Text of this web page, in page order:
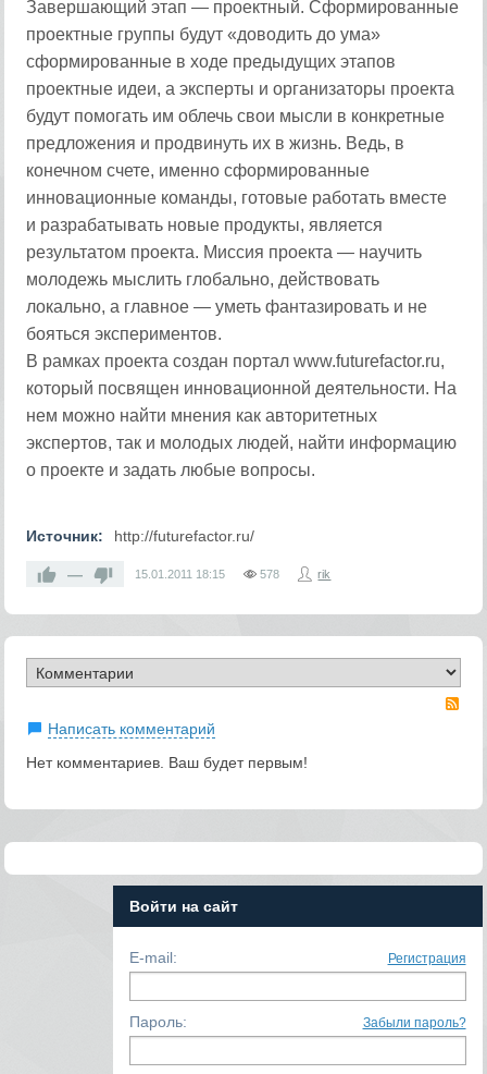
Завершающий этап — проектный. Сформированные
проектные группы будут «доводить до ума»
сформированные в ходе предыдущих этапов
проектные идеи, а эксперты и организаторы проекта
будут помогать им облечь свои мысли в конкретные
предложения и продвинуть их в жизнь. Ведь, в
конечном счете, именно сформированные
инновационные команды, готовые работать вместе
и разрабатывать новые продукты, является
результатом проекта. Миссия проекта — научить
молодежь мыслить глобально, действовать
локально, а главное — уметь фантазировать и не
бояться экспериментов.
В рамках проекта создан портал www.futurefactor.ru,
который посвящен инновационной деятельности. На
нем можно найти мнения как авторитетных
экспертов, так и молодых людей, найти информацию
о проекте и задать любые вопросы.
Источник: http://futurefactor.ru/
— 15.01.2011 18:15 578 rik
Написать комментарий
Нет комментариев. Ваш будет первым!
Войти на сайт
E-mail: Регистрация
Пароль: Забыли пароль?